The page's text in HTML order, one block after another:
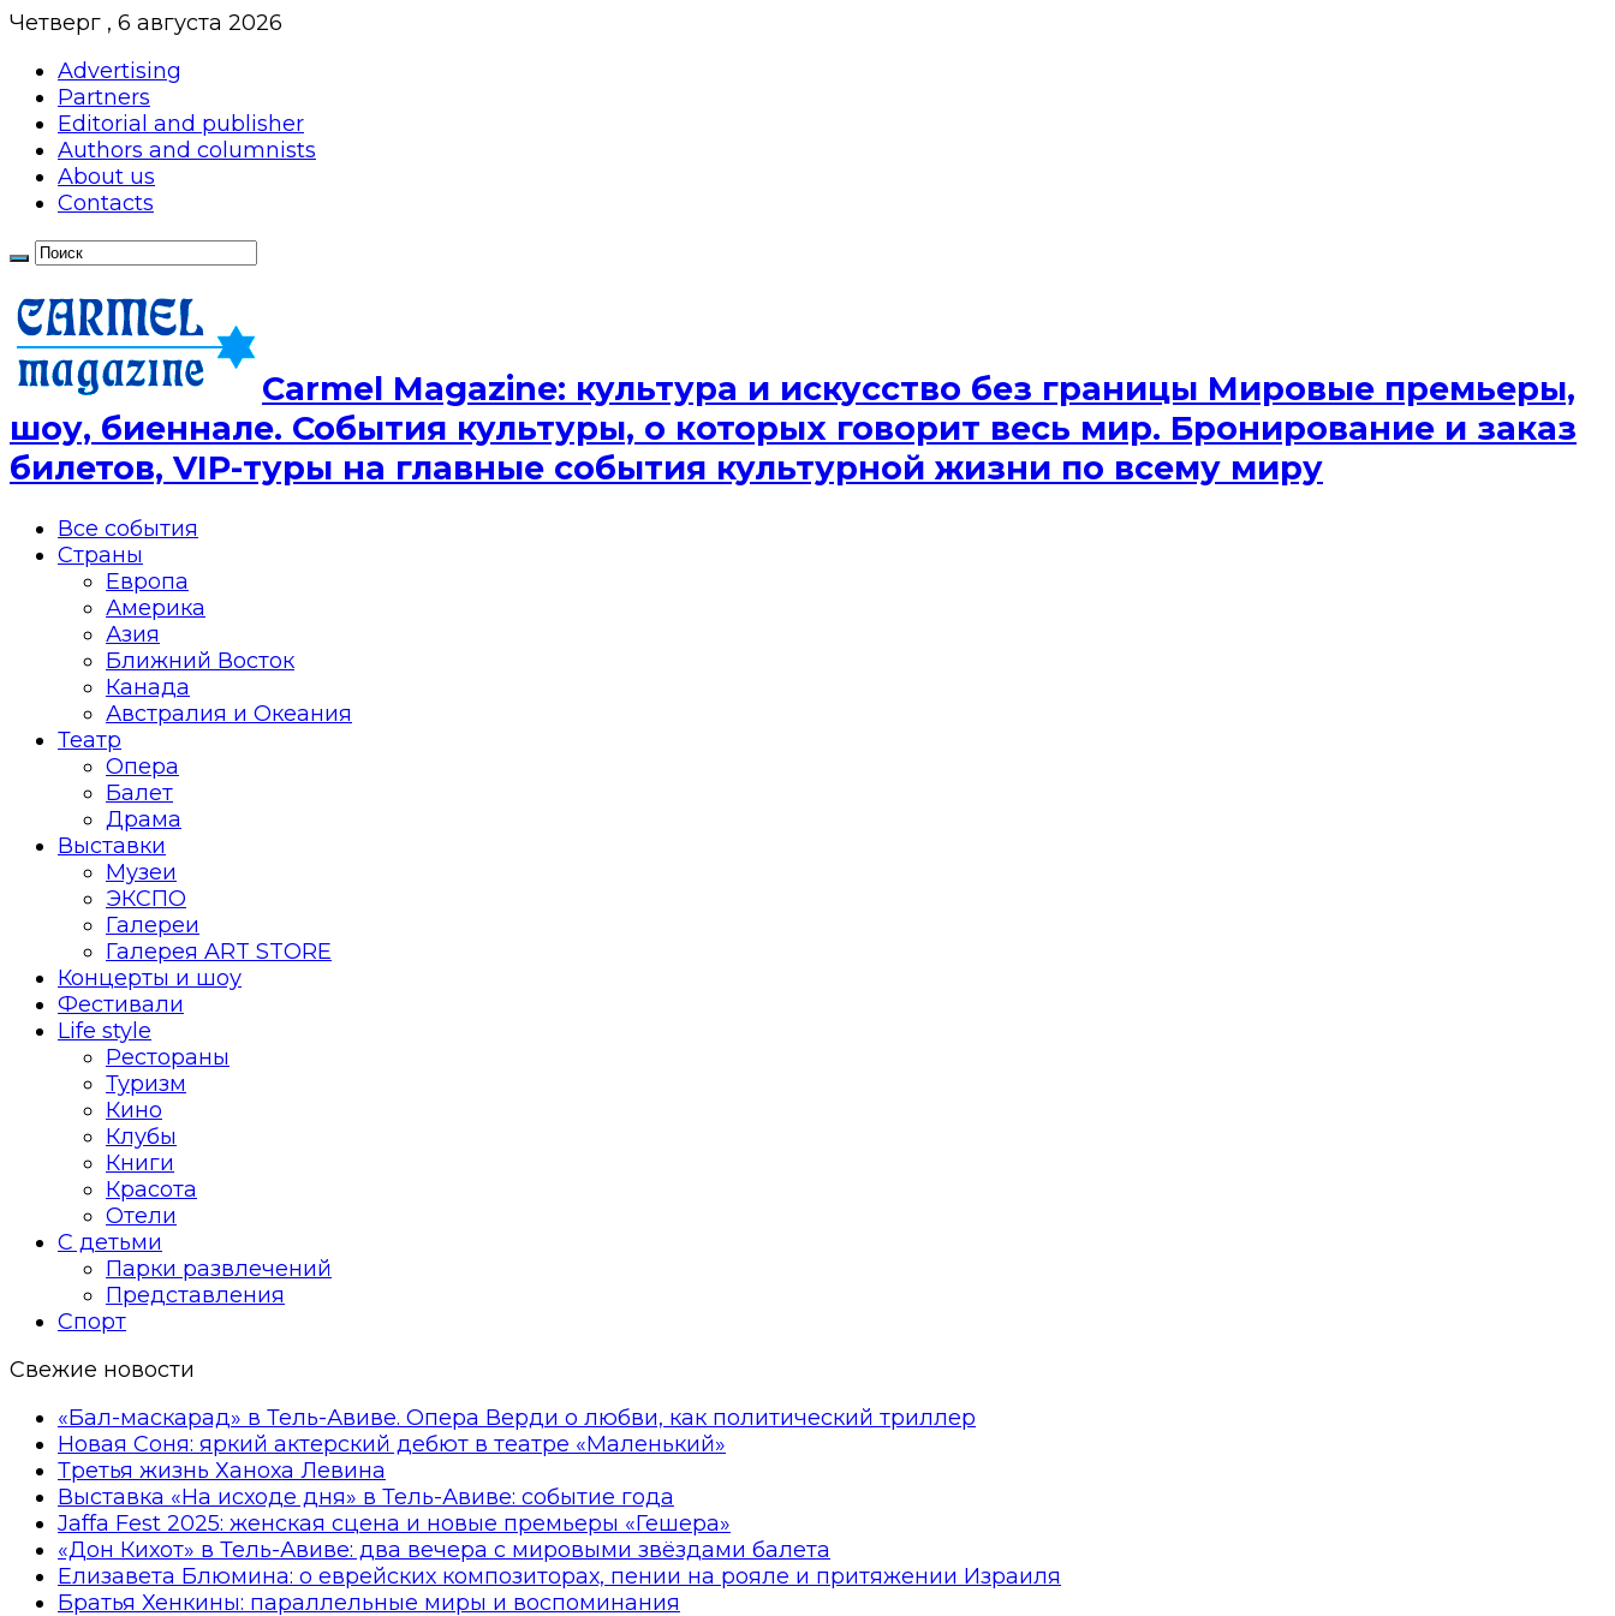
Четверг , 6 августа 2026
Advertising
Partners
Editorial and publisher
Authors and columnists
About us
Contacts
Сarmel Magazine: культура и искусство без границы Мировые премьеры,
шоу, биеннале. События культуры, о которых говорит весь мир. Бронирование и заказ
билетов, VIP-туры на главные события культурной жизни по всему миру
Все события
Страны
Европа
Америка
Азия
Ближний Восток
Канада
Австралия и Океания
Театр
Опера
Балет
Драма
Выставки
Музеи
ЭКСПО
Галереи
Галерея ART STORE
Концерты и шоу
Фестивали
Life style
Рестораны
Туризм
Кино
Клубы
Книги
Красота
Отели
С детьми
Парки развлечений
Представления
Спорт
Свежие новости
«Бал-маскарад» в Тель-Авиве. Опера Верди о любви, как политический триллер
Новая Соня: яркий актерский дебют в театре «Маленький»
Третья жизнь Ханоха Левина
Выставка «На исходе дня» в Тель-Авиве: событие года
Jaffa Fest 2025: женская сцена и новые премьеры «Гешера»
«Дон Кихот» в Тель-Авиве: два вечера с мировыми звёздами балета
Елизавета Блюмина: о еврейских композиторах, пении на рояле и притяжении Израиля
Братья Хенкины: параллельные миры и воспоминания